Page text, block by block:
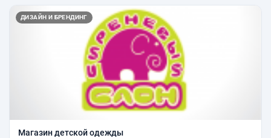
ДИЗАЙН И БРЕНДИНГ
Магазин детской одежды